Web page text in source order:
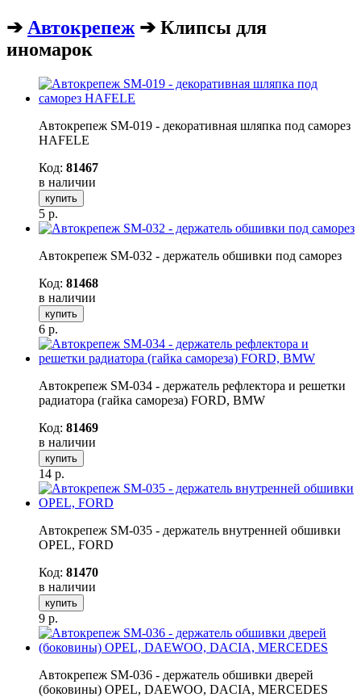
➔ Автокрепеж ➔ Клипсы для
иномарок
Автокрепеж SM-019 - декоративная шляпка под саморез
HAFELE
Код: 81467
в наличии
купить
5 р.
Автокрепеж SM-032 - держатель обшивки под саморез
Код: 81468
в наличии
купить
6 р.
Автокрепеж SM-034 - держатель рефлектора и решетки
радиатора (гайка самореза) FORD, BMW
Код: 81469
в наличии
купить
14 р.
Автокрепеж SM-035 - держатель внутренней обшивки
OPEL, FORD
Код: 81470
в наличии
купить
9 р.
Автокрепеж SM-036 - держатель обшивки дверей
(боковины) OPEL, DAEWOO, DACIA, MERCEDES